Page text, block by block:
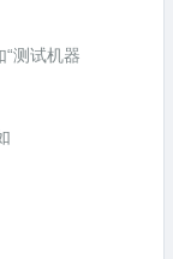
“测试机器